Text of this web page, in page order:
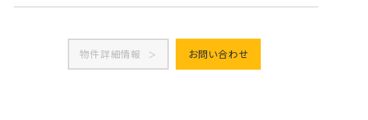
物件詳細情報 お問い合わせ